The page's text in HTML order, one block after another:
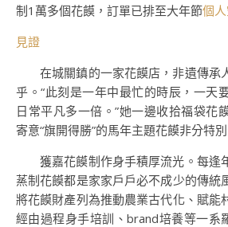
制1萬多個花饃，訂單已排至大年節個
見證
在城關鎮的一家花饃店，非遺傳承
乎。“此刻是一年中最忙的時辰，一天
日常平凡多一倍。”她一邊收拾福袋花
寄意“旗開得勝”的馬年主題花饃非分特別
獲嘉花饃制作身手積厚流光。每逢
蒸制花饃都是家家戶戶必不成少的傳統
將花饃財產列為推動農業古代化、賦能
經由過程身手培訓、brand培養等一系